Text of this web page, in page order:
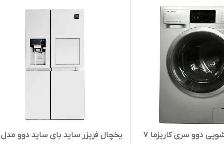
ماشین لباسشویی دوو سری کاریزما 7
یخچال فریزر ساید بای ساید دوو مدل